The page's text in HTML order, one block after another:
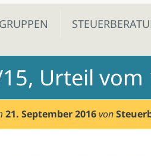
Urteil vom
21. September 2016 von